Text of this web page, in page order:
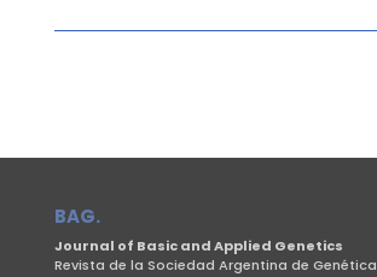
BAG.
Journal of Basic and Applied Genetics
Revista de la Sociedad Argentina de Genética